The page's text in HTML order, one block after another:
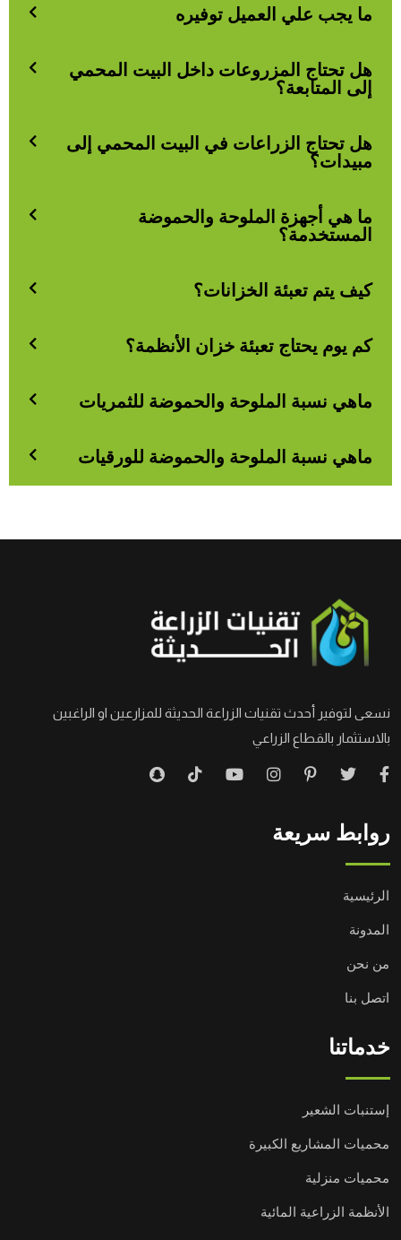
ما يجب علي العميل توفيره
هل تحتاج المزروعات داخل البيت المحمي
إلى المتابعة؟
هل تحتاج الزراعات في البيت المحمي إلى
مبيدات؟
ما هي أجهزة الملوحة والحموضة
المستخدمة؟
كيف يتم تعبئة الخزانات؟
كم يوم يحتاج تعبئة خزان الأنظمة؟
ماهي نسبة الملوحة والحموضة للثمريات
ماهي نسبة الملوحة والحموضة للورقيات
نسعى لتوفير أحدث تقنيات الزراعة الحديثة للمزارعين او الراغبين
بالاستثمار بالقطاع الزراعي
روابط سريعة
الرئيسية
المدونة
من نحن
اتصل بنا
خدماتنا
إستنبات الشعير
محميات المشاريع الكبيرة
محميات منزلية
الأنظمة الزراعية المائية